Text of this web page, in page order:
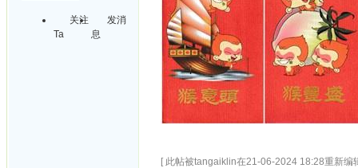
关注
Ta
发消
息
[ 此帖被tangaiklin在21-06-2024 18:28重新编